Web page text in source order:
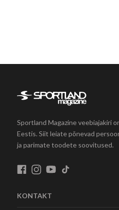
Sportland Magazine veebiajakiri
Eestis. Siit leiate põnevad
ja parimate toodete soovitused.
KONTAKT